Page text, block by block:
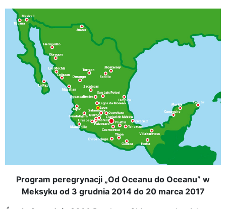
Program peregrynacji „Od Oceanu do Oceanu” w
Meksyku od 3 grudnia 2014 do 20 marca 2017